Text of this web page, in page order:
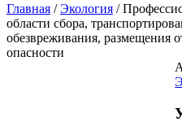
Главная /Экология /
области сбора,
обезвреживания, размещения
опасности